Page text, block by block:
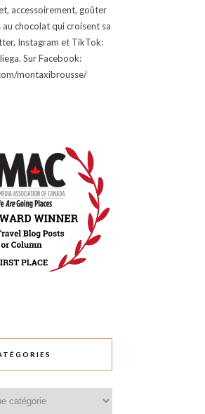
accessoirement, goûter
chocolat qui croisent sa
Instagram et TikTok:
Sur Facebook:
montaxibrousse/